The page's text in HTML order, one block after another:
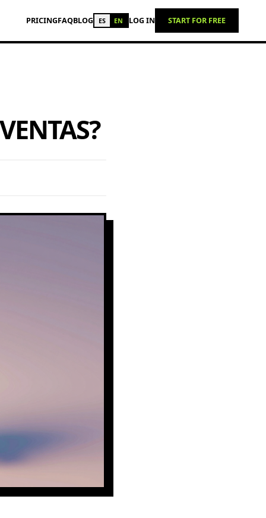
PRICINGFAQBLOG ES EN LOG IN START FOR FREE